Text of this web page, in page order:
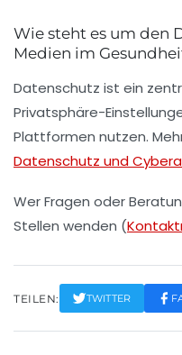
Wie steht es um den
Medien im
Datenschutz ist ein
Privatsphäre-
Plattformen nutzen.
Datenschutz und
Wer Fragen oder
Stellen wenden (
TEILEN: TWITTER